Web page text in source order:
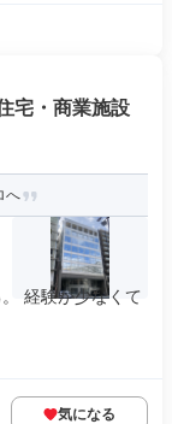
宅・商業施設
へ
経験が少なくて
気になる